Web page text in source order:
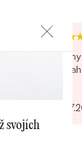
svojích